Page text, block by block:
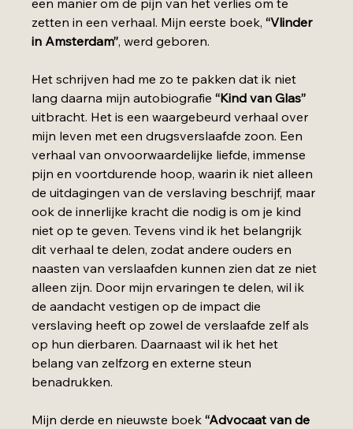
zetten in een verhaal. Mijn eerste boek, “Vlinder
in Amsterdam”, werd geboren.
Het schrijven had me zo te pakken dat ik niet
lang daarna mijn autobiografie “Kind van Glas”
uitbracht. Het is een waargebeurd verhaal over
mijn leven met een drugsverslaafde zoon. Een
verhaal van onvoorwaardelijke liefde, immense
pijn en voortdurende hoop, waarin ik niet alleen
de uitdagingen van de verslaving beschrijf, maar
ook de innerlijke kracht die nodig is om je kind
niet op te geven. Tevens vind ik het belangrijk
dit verhaal te delen, zodat andere ouders en
naasten van verslaafden kunnen zien dat ze niet
alleen zijn. Door mijn ervaringen te delen, wil ik
de aandacht vestigen op de impact die
verslaving heeft op zowel de verslaafde zelf als
op hun dierbaren. Daarnaast wil ik het het
belang van zelfzorg en externe steun
benadrukken.
Mijn derde en nieuwste boek “Advocaat van de